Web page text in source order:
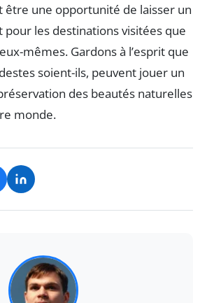
être une opportunité de laisser un
les destinations visitées que
mêmes. Gardons à l’esprit que
soient-ils, peuvent jouer un
des beautés naturelles
monde.